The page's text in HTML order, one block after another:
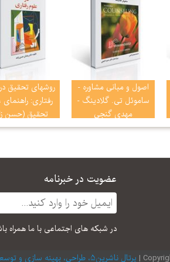
اصول و مبانی مشاوره -
ساموئل تی. گلادینگ -
مهدی گنجی
روشهای تحقیق
رفتاری:
تحقیق (حسن
عضویت در خبرنامه
در شبكه های اجتماعی با ما همراه
پرتال ناشرین5، طراحی، بهینه سازی و توسعه: ارتباط قرینه